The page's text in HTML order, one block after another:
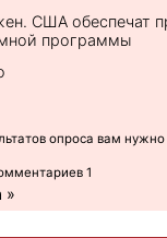
США обеспечат
программы
опроса вам нужно
1
»